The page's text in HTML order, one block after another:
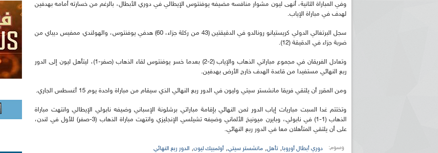
وفي المباراة الثانية، أنهى ليون مشوار منافسه مضيفه يوفنتوس الإيطالي في دوري الأبطال، بالرغم من خسارته أمامه بهدفين
لهدف في مباراة الإياب.
سجل البرتغالي الدولي كريستيانو رونالدو في الدقيقتين (43 من ركلة جزاء، 60) هدفي يوفنتوس، والهولندي ممفيس ديباي من
ضربة جزاء في الدقيقة (12).
وتعادل الفريقان في مجموع مباراتي الذهاب والإياب (2-2) بعدما خسر يوفنتوس لقاء الذهاب (صفر-1)، ليتأهل ليون إلى الدور
ربع النهائي مستفيدا من قاعدة الهدف خارج الأرض بهدفين.
ومن المقرر أن يلتقي فريقا مانشستر سيتي وليون في الدور ربع النهائي الذي سيقام من مباراة واحدة يوم 15 أغسطس الجاري.
وتختتم غدا السبت مباريات إياب الدور ثمن النهائي بإقامة مباراتي برشلونة الإسباني وضيفه نابولي الإيطالي وانتهت مباراة
الذهاب (1-1) في نابولي، وبايرن ميونيخ الألماني وضيفه تشيلسي الإنجليزي وانتهت مباراة الذهاب (3-صفر) للأول في لندن،
على أن يلتقي المتأهلان معا في الدور ربع النهائي.
وسوم: دوري أبطال أوروبا, تأهل, مانشستر سيتي, أولمبيك ليون, الدور ربع النهائي